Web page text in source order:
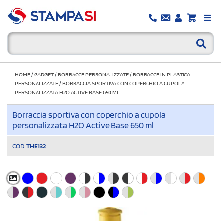
HOME/GADGET/BORRACCE PERSONALIZZATE/BORRACCE IN PLASTICA
PERSONALIZZATE/BORRACCIA SPORTIVA CON COPERCHIO A CUPOLA
PERSONALIZZATA H2O ACTIVE BASE 650 ML
Borraccia sportiva con coperchio a cupola
personalizzata H2O Active Base 650 ml
COD. THE132